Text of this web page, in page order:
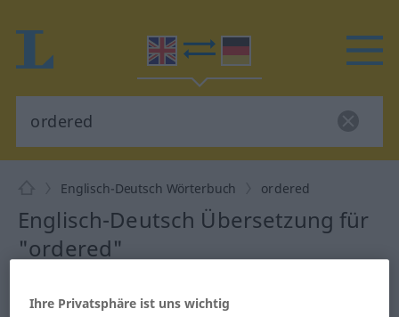
Englisch-Deutsch Wörterbuch ordered
Englisch-Deutsch Übersetzung für
"ordered"
"ordered" Deutsch Übersetzung
Ihre Privatsphäre ist uns wichtig